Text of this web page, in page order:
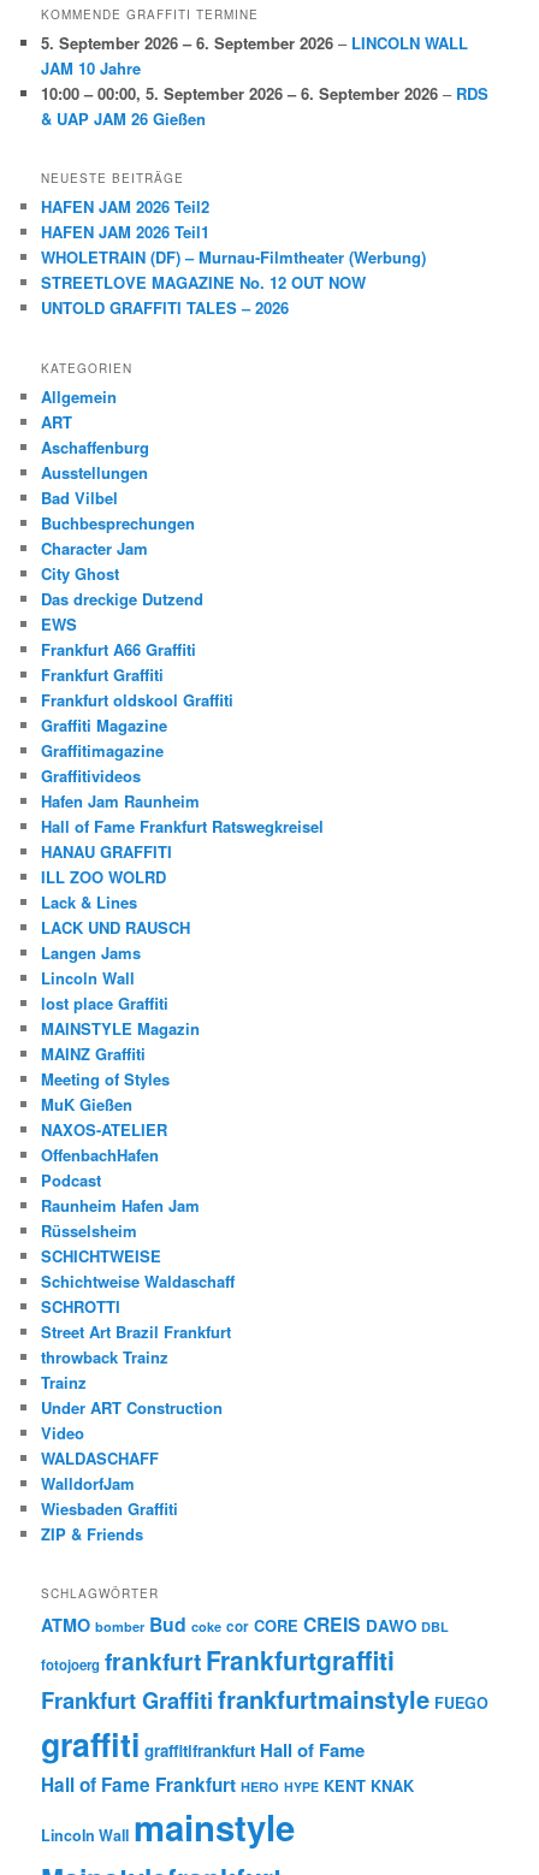
KOMMENDE GRAFFITI TERMINE
5. September 2026 – 6. September 2026 – LINCOLN WALL
JAM 10 Jahre
10:00 – 00:00,5. September 2026 – 6. September 2026 – RDS
& UAP JAM 26 Gießen
NEUESTE BEITRÄGE
HAFEN JAM 2026 Teil2
HAFEN JAM 2026 Teil1
WHOLETRAIN (DF) – Murnau-Filmtheater (Werbung)
STREETLOVE MAGAZINE No. 12 OUT NOW
UNTOLD GRAFFITI TALES – 2026
KATEGORIEN
Allgemein
ART
Aschaffenburg
Ausstellungen
Bad Vilbel
Buchbesprechungen
Character Jam
City Ghost
Das dreckige Dutzend
EWS
Frankfurt A66 Graffiti
Frankfurt Graffiti
Frankfurt oldskool Graffiti
Graffiti Magazine
Graffitimagazine
Graffitivideos
Hafen Jam Raunheim
Hall of Fame Frankfurt Ratswegkreisel
HANAU GRAFFITI
ILL ZOO WOLRD
Lack & Lines
LACK UND RAUSCH
Langen Jams
Lincoln Wall
lost place Graffiti
MAINSTYLE Magazin
MAINZ Graffiti
Meeting of Styles
MuK Gießen
NAXOS-ATELIER
OffenbachHafen
Podcast
Raunheim Hafen Jam
Rüsselsheim
SCHICHTWEISE
Schichtweise Waldaschaff
SCHROTTI
Street Art Brazil Frankfurt
throwback Trainz
Trainz
Under ART Construction
Video
WALDASCHAFF
WalldorfJam
Wiesbaden Graffiti
ZIP & Friends
SCHLAGWÖRTER
ATMO bomber Bud coke cor CORE CREIS DAWO DBL
fotojoerg frankfurtFrankfurtgraffiti
Frankfurt Graffitifrankfurtmainstyle FUEGO
graffiti graffitifrankfurt Hall of Fame
Hall of Fame Frankfurt HERO HYPE KENT KNAK
Lincoln Wall mainstyle